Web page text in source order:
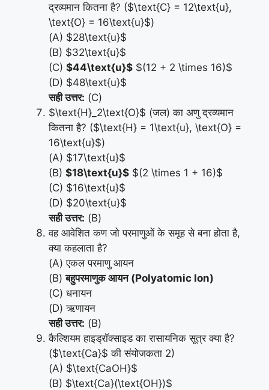
द्रव्यमान कितना है? ($\text{C} = 12\text{u},
\text{O} = 16\text{u}$)
(A) $28\text{u}$
(B) $32\text{u}$
(C) $44\text{u}$ $(12 + 2 \times 16)$
(D) $48\text{u}$
सही उत्तर: (C)
$\text{H}_2\text{O}$ (जल) का अणु द्रव्यमान
कितना है? ($\text{H} = 1\text{u}, \text{O} =
16\text{u}$)
(A) $17\text{u}$
(B) $18\text{u}$ $(2 \times 1 + 16)$
(C) $16\text{u}$
(D) $20\text{u}$
सही उत्तर: (B)
वह आवेशित कण जो परमाणुओं के समूह से बना होता है,
क्या कहलाता है?
(A) एकल परमाणु आयन
(B)बहुपरमाणुक आयन (Polyatomic Ion)
(C) धनायन
(D) ऋणायन
सही उत्तर: (B)
कैल्शियम हाइड्रॉक्साइड का रासायनिक सूत्र क्या है?
($\text{Ca}$ की संयोजकता 2)
(A) $\text{CaOH}$
(B) $\text{Ca}(\text{OH})$